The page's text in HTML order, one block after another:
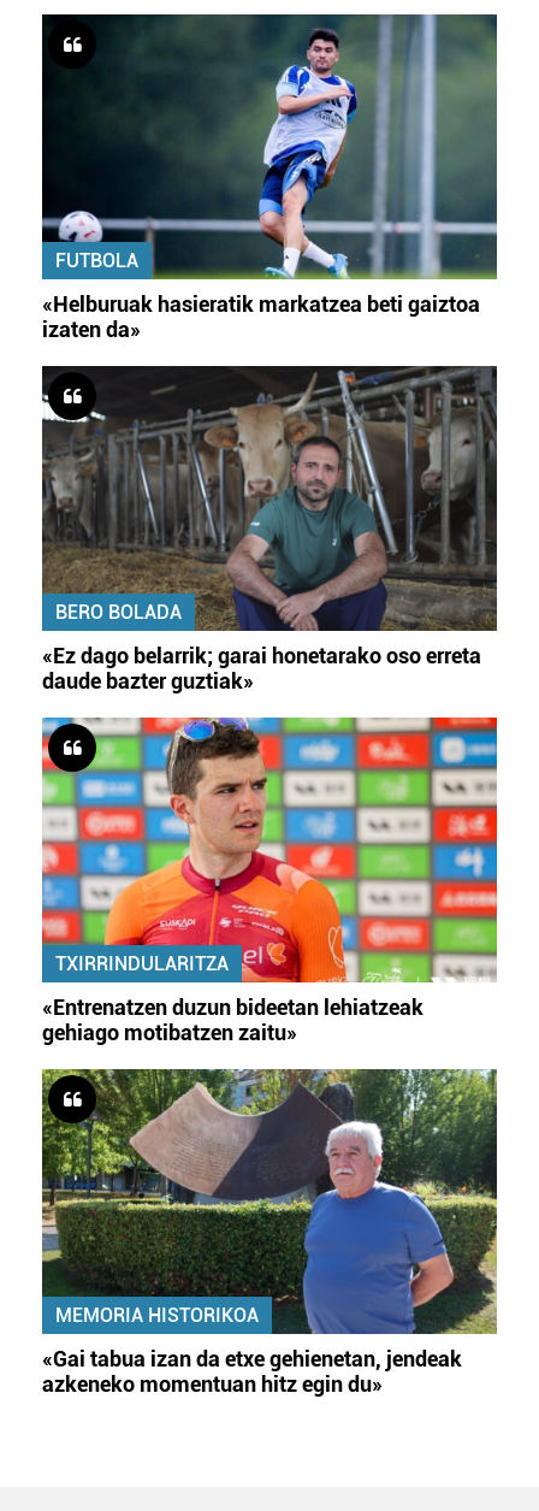
FUTBOLA
«Helburuak hasieratik markatzea beti gaiztoa
izaten da»
BERO BOLADA
«Ez dago belarrik; garai honetarako oso erreta
daude bazter guztiak»
TXIRRINDULARITZA
«Entrenatzen duzun bideetan lehiatzeak
gehiago motibatzen zaitu»
MEMORIA HISTORIKOA
«Gai tabua izan da etxe gehienetan, jendeak
azkeneko momentuan hitz egin du»